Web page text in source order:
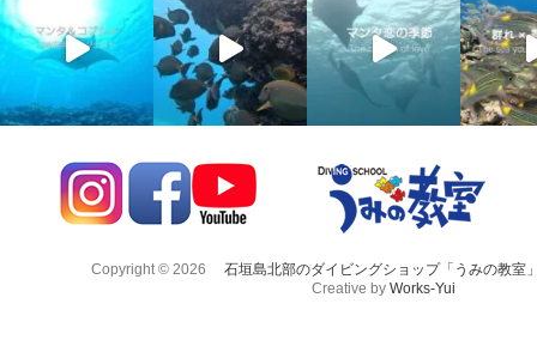
Copyright © 2026
石垣島北部のダイビングショップ「うみの教室
Creative by Works-Yui